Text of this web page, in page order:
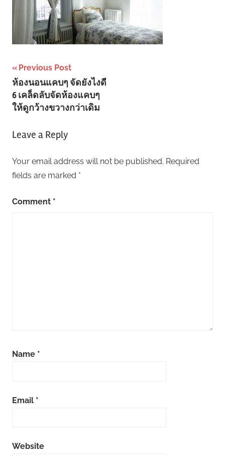
Post
navigation
Previous Post
ห้องนอนแคบๆ จัดยังไงดี
6 เคล็ดลับจัดห้องแคบๆ
ให้ดูกว้างขวางกว่าเดิม
Leave a Reply
Your email address will not be published. Required
fields are marked *
Comment *
Name *
Email *
Website